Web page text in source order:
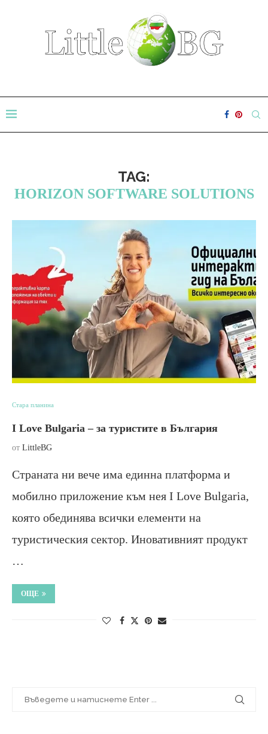
TAG:
HORIZON SOFTWARE SOLUTIONS
Стара планина
I Love Bulgaria – за туристите в България
от LittleBG
Страната ни вече има единна платформа и
мобилно приложение към нея I Love Bulgaria,
която обединява всички елементи на
туристическия сектор. Иновативният продукт
…
ОЩЕ